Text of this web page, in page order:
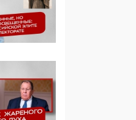
ИИТО
но